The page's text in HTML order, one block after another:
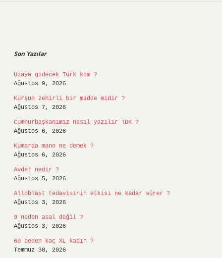
Son Yazılar
Uzaya gidecek Türk kim ?
Ağustos 9, 2026
Kurşun zehirli bir madde midir ?
Ağustos 7, 2026
Cumhurbaşkanımız nasıl yazılır TDK ?
Ağustos 6, 2026
Kumarda mano ne demek ?
Ağustos 6, 2026
Avdet nedir ?
Ağustos 5, 2026
Alloblast tedavisinin etkisi ne kadar sürer ?
Ağustos 3, 2026
9 neden asal değil ?
Ağustos 3, 2026
60 beden kaç XL kadın ?
Temmuz 30, 2026